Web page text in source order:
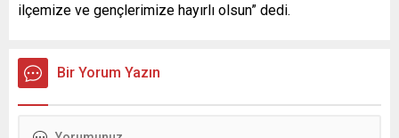
ilçemize ve gençlerimize hayırlı olsun” dedi.
Bir Yorum Yazın